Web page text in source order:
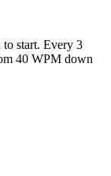
to start. Every 3
40 WPM down